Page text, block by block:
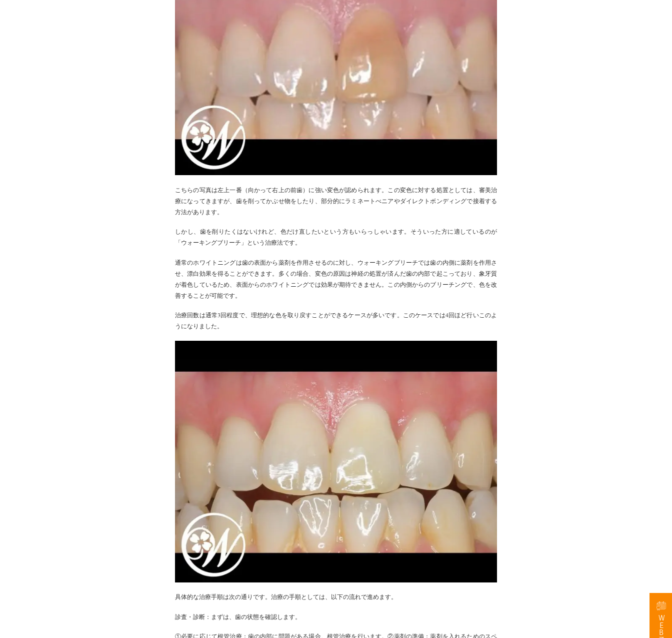
こちらの写真は左上一番（向かって右上の前歯）に強い変色が認められます。この変色に対する処置としては、審美治
療になってきますが、歯を削ってかぶせ物をしたり、部分的にラミネートべニアやダイレクトボンディングで接着する
方法があります。
しかし、歯を削りたくはないけれど、色だけ直したいという方もいらっしゃいます。そういった方に適しているのが
「ウォーキングブリーチ」という治療法です。
通常のホワイトニングは歯の表面から薬剤を作用させるのに対し、ウォーキングブリーチでは歯の内側に薬剤を作用さ
せ、漂白効果を得ることができます。多くの場合、変色の原因は神経の処置が済んだ歯の内部で起こっており、象牙質
が着色しているため、表面からのホワイトニングでは効果が期待できません。この内側からのブリーチングで、色を改
善することが可能です。
治療回数は通常3回程度で、理想的な色を取り戻すことができるケースが多いです。このケースでは4回ほど行いこのよ
うになりました。
具体的な治療手順は次の通りです。治療の手順としては、以下の流れで進めます。
診査・診断：まずは、歯の状態を確認します。
①必要に応じて根管治療：歯の内部に問題がある場合、根管治療を行います。②薬剤の準備：薬剤を入れるためのスペ